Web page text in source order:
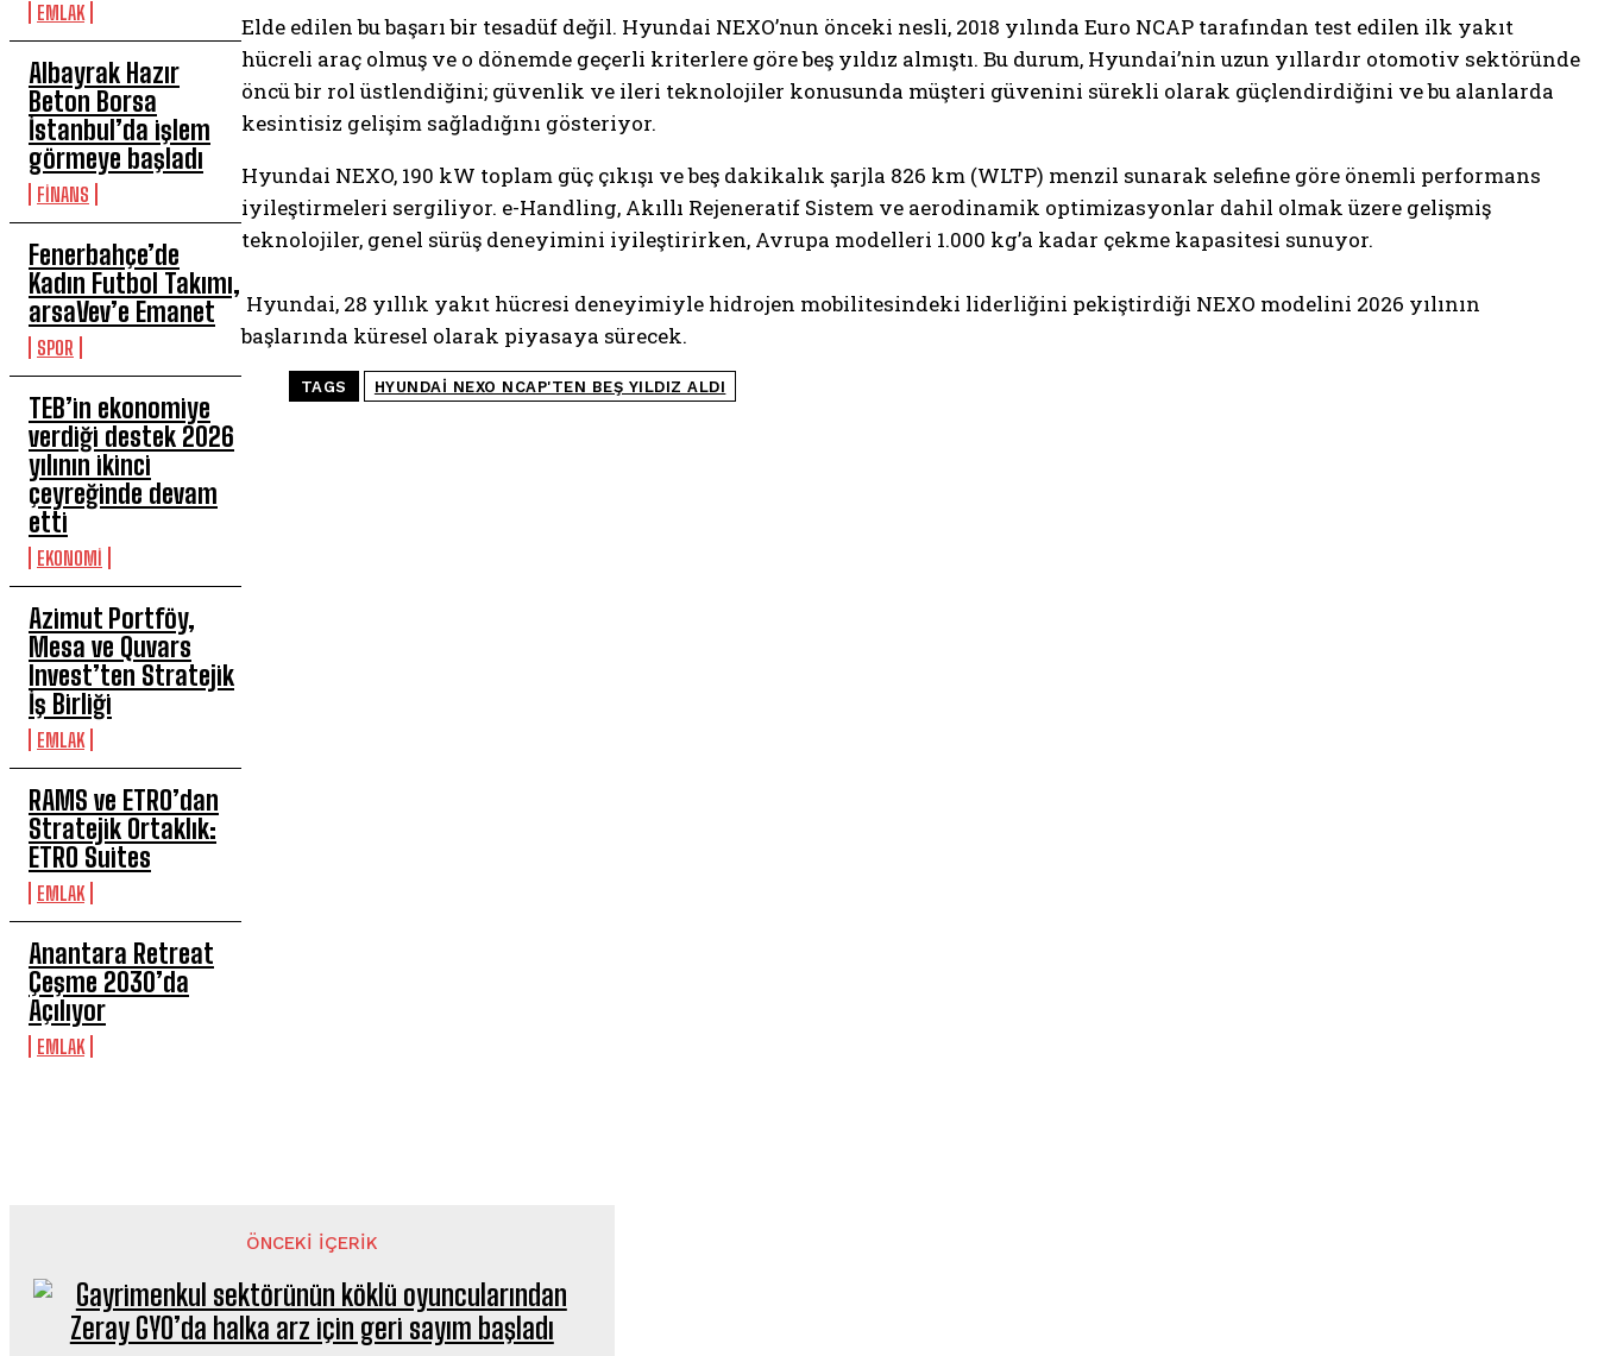
EMLAK
Albayrak Hazır
Beton Borsa
İstanbul’da işlem
görmeye başladı
FİNANS
Fenerbahçe’de
Kadın Futbol Takımı,
arsaVev’e Emanet
SPOR
TEB’in ekonomiye
verdiği destek 2026
yılının ikinci
çeyreğinde devam
etti
EKONOMİ
Azimut Portföy,
Mesa ve Quvars
Invest’ten Stratejik
İş Birliği
EMLAK
RAMS ve ETRO’dan
Stratejik Ortaklık:
ETRO Suites
EMLAK
Anantara Retreat
Çeşme 2030’da
Açılıyor
EMLAK
Elde edilen bu başarı bir tesadüf değil. Hyundai NEXO’nun önceki nesli, 2018 yılında Euro NCAP tarafından test edilen ilk yakıt
hücreli araç olmuş ve o dönemde geçerli kriterlere göre beş yıldız almıştı. Bu durum, Hyundai’nin uzun yıllardır otomotiv sektöründe
öncü bir rol üstlendiğini; güvenlik ve ileri teknolojiler konusunda müşteri güvenini sürekli olarak güçlendirdiğini ve bu alanlarda
kesintisiz gelişim sağladığını gösteriyor.
Hyundai NEXO, 190 kW toplam güç çıkışı ve beş dakikalık şarjla 826 km (WLTP) menzil sunarak selefine göre önemli performans
iyileştirmeleri sergiliyor. e-Handling, Akıllı Rejeneratif Sistem ve aerodinamik optimizasyonlar dahil olmak üzere gelişmiş
teknolojiler, genel sürüş deneyimini iyileştirirken, Avrupa modelleri 1.000 kg’a kadar çekme kapasitesi sunuyor.
Hyundai, 28 yıllık yakıt hücresi deneyimiyle hidrojen mobilitesindeki liderliğini pekiştirdiği NEXO modelini 2026 yılının
başlarında küresel olarak piyasaya sürecek.
TAGS HYUNDAI NEXO NCAP'TEN BEŞ YILDIZ ALDI
ÖNCEKI İÇERIK